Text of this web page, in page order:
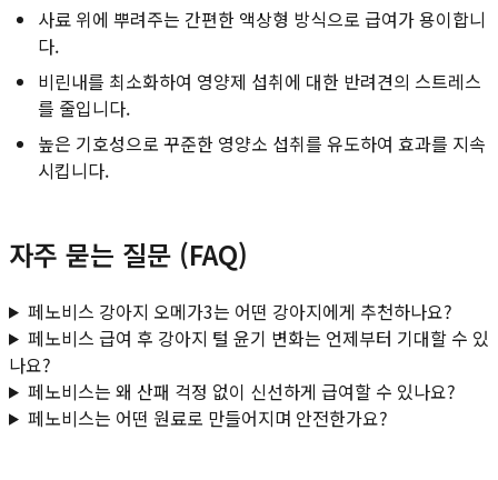
사료 위에 뿌려주는 간편한 액상형 방식으로 급여가 용이합니
다.
비린내를 최소화하여 영양제 섭취에 대한 반려견의 스트레스
를 줄입니다.
높은 기호성으로 꾸준한 영양소 섭취를 유도하여 효과를 지속
시킵니다.
자주 묻는 질문 (FAQ)
페노비스 강아지 오메가3는 어떤 강아지에게 추천하나요?
페노비스 급여 후 강아지 털 윤기 변화는 언제부터 기대할 수 있
나요?
페노비스는 왜 산패 걱정 없이 신선하게 급여할 수 있나요?
페노비스는 어떤 원료로 만들어지며 안전한가요?